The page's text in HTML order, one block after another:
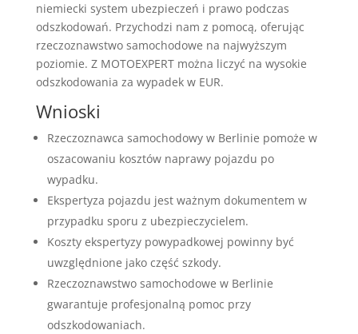
niemiecki system ubezpieczeń i prawo podczas
odszkodowań. Przychodzi nam z pomocą, oferując
rzeczoznawstwo samochodowe na najwyższym
poziomie. Z MOTOEXPERT można liczyć na wysokie
odszkodowania za wypadek w EUR.
Wnioski
Rzeczoznawca samochodowy w Berlinie pomoże w
oszacowaniu kosztów naprawy pojazdu po
wypadku.
Ekspertyza pojazdu jest ważnym dokumentem w
przypadku sporu z ubezpieczycielem.
Koszty ekspertyzy powypadkowej powinny być
uwzględnione jako część szkody.
Rzeczoznawstwo samochodowe w Berlinie
gwarantuje profesjonalną pomoc przy
odszkodowaniach.